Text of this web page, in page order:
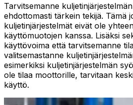
Tarvitsemanne
ehdottomasti tärkein tekijä. Tämä
kuljetinjärjestelmät eivät ole
käyttömuotojen kanssa. Lisäksi
käyttövoima että tarvitsemanne
valitsemastanne
esimerkiksi kuljetinjärjestelmän
ole tilaa moottorille, tarvitaan
käyttö.